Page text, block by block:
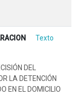
Texto
DEL
LA DETENCIÓN
EN EL DOMICILIO